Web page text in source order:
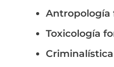
Antropología
Toxicología